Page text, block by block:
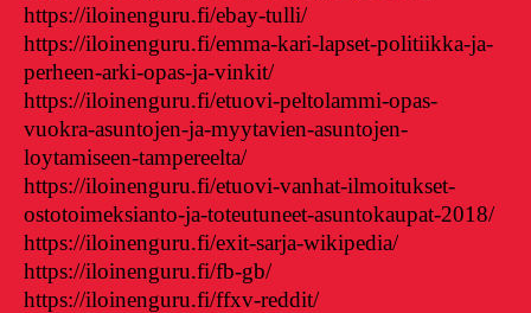
https://iloinenguru.fi/ebay-tulli/
https://iloinenguru.fi/emma-kari-lapset-politiikka-ja-
perheen-arki-opas-ja-vinkit/
https://iloinenguru.fi/etuovi-peltolammi-opas-
vuokra-asuntojen-ja-myytavien-asuntojen-
loytamiseen-tampereelta/
https://iloinenguru.fi/etuovi-vanhat-ilmoitukset-
ostotoimeksianto-ja-toteutuneet-asuntokaupat-2018/
https://iloinenguru.fi/exit-sarja-wikipedia/
https://iloinenguru.fi/fb-gb/
https://iloinenguru.fi/ffxv-reddit/